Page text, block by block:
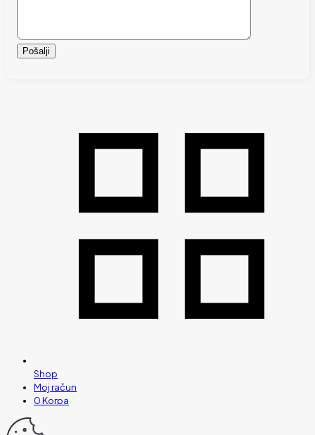
Shop
Moj račun
0Korpa